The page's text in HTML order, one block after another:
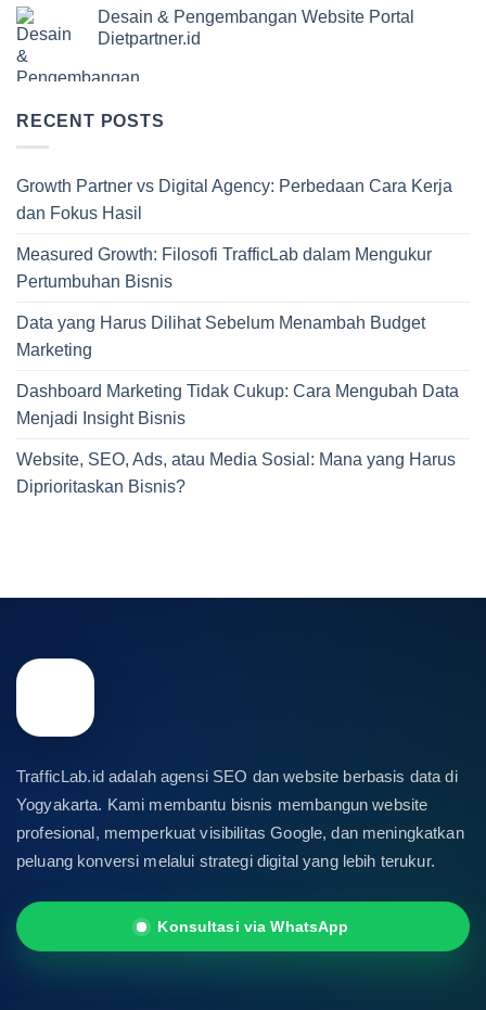
Desain & Pengembangan Website Portal
Dietpartner.id
RECENT POSTS
Growth Partner vs Digital Agency: Perbedaan Cara Kerja
dan Fokus Hasil
Measured Growth: Filosofi TrafficLab dalam Mengukur
Pertumbuhan Bisnis
Data yang Harus Dilihat Sebelum Menambah Budget
Marketing
Dashboard Marketing Tidak Cukup: Cara Mengubah Data
Menjadi Insight Bisnis
Website, SEO, Ads, atau Media Sosial: Mana yang Harus
Diprioritaskan Bisnis?
TrafficLab.id adalah agensi SEO dan website berbasis data di
Yogyakarta. Kami membantu bisnis membangun website
profesional, memperkuat visibilitas Google, dan meningkatkan
peluang konversi melalui strategi digital yang lebih terukur.
Konsultasi via WhatsApp